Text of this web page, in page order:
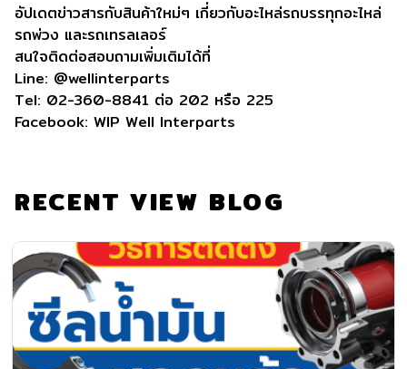
อัปเดตข่าวสารกับสินค้าใหม่ๆ เกี่ยวกับอะไหล่รถบรรทุกอะไหล่
รถพ่วง และรถเทรลเลอร์
สนใจติดต่อสอบถามเพิ่มเติมได้ที่
Line: @wellinterparts
Tel: 02-360-8841 ต่อ 202 หรือ 225
Facebook: WIP Well Interparts
RECENT VIEW BLOG